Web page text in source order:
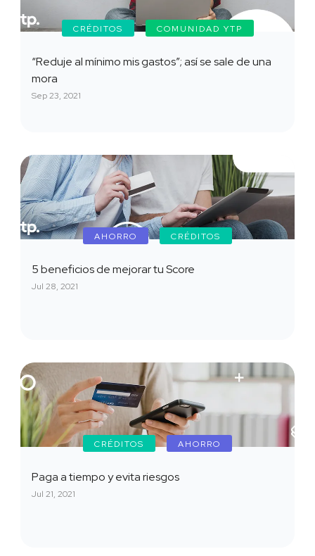
CRÉDITOS COMUNIDAD YTP
“Reduje al mínimo mis gastos”; así se sale de una
mora
Sep 23, 2021
AHORRO CRÉDITOS
5 beneficios de mejorar tu Score
Jul 28, 2021
CRÉDITOS AHORRO
Paga a tiempo y evita riesgos
Jul 21, 2021